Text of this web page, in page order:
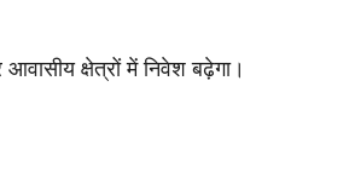
क्षेत्रों में निवेश बढ़ेगा।